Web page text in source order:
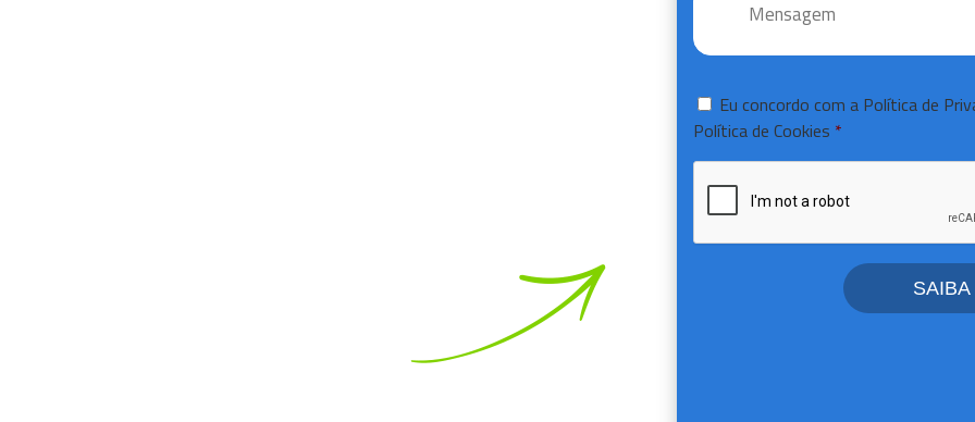
Consentir
Eu concordo com a Política de
Política de Cookies *
CAPTCHA